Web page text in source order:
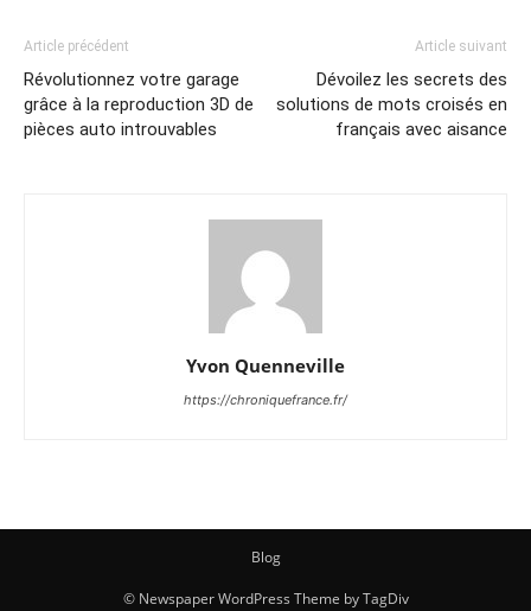
Article précédent
Révolutionnez votre garage
grâce à la reproduction 3D de
pièces auto introuvables
Article suivant
Dévoilez les secrets des
solutions de mots croisés en
français avec aisance
Yvon Quenneville
https://chroniquefrance.fr/
Blog
© Newspaper WordPress Theme by TagDiv